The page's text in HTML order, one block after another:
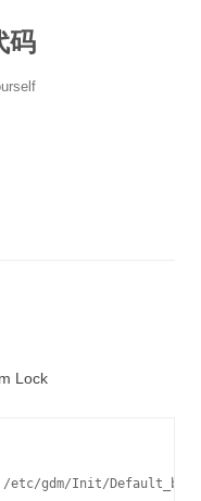
码
Lock
gdm/Init/